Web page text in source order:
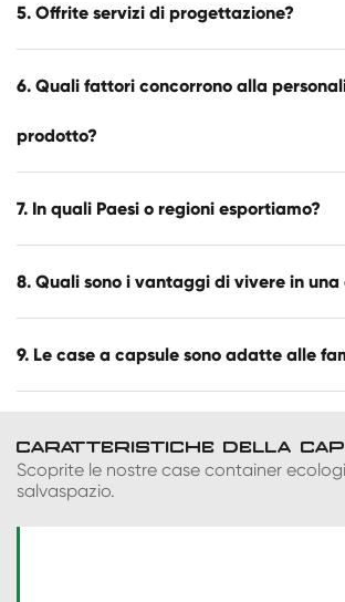
5. Offrite servizi di progettazione?
6. Quali fattori concorrono alla
prodotto?
7. In quali Paesi o regioni esportiamo?
8. Quali sono i vantaggi di vivere in
9. Le case a capsule sono adatte alle
CARATTERISTICHE DELLA
Scoprite le nostre case container
salvaspazio.